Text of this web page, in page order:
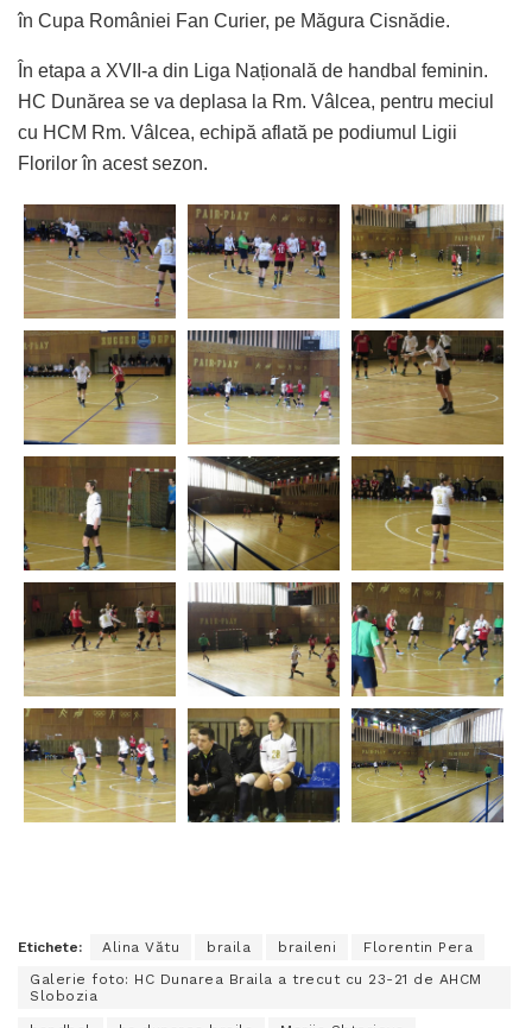
în Cupa României Fan Curier, pe Măgura Cisnădie.
În etapa a XVII-a din Liga Națională de handbal feminin.
HC Dunărea se va deplasa la Rm. Vâlcea, pentru meciul
cu HCM Rm. Vâlcea, echipă aflată pe podiumul Ligii
Florilor în acest sezon.
Etichete: Alina Vătu braila braileni
Florentin Pera
Galerie foto: HC Dunarea Braila a trecut cu 23-21 de AHCM
Slobozia